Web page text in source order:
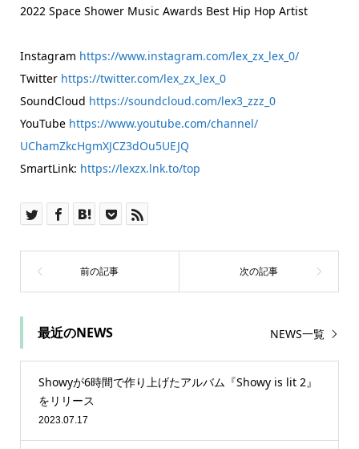
2022 Space Shower Music Awards Best Hip Hop Artist
Instagram https://www.instagram.com/lex_ zx_lex_0/
Twitterhttps://twitter.com/lex_zx_ lex_0
SoundCloud https://soundcloud.com/lex3_ zzz_0
YouTubehttps://www.youtube.com/channel/
UChamZkcHgmXJCZ3dOu5UEJQ
SmartLink: https://lexzx.lnk.to/top
最近のNEWS NEWS一覧
Showyが6時間で作り上げたアルバム『Showy is lit 2』
をリリース
2023.07.17